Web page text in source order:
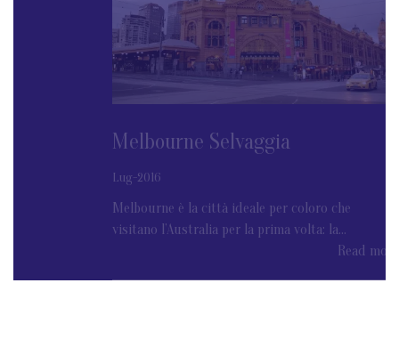
Melbourne Selvaggia
Melbourne è la città ideale per coloro che
visitano l’Australia per la prima volta: la...
Read more